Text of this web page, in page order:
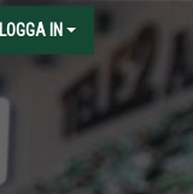
LOGGA IN